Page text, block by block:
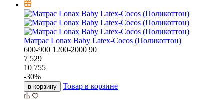
Матрас Lonax Baby Latex-Cocos (Поликоттон)
600-900 1200-2000 90
7 529
10 755
-30%
в корзину Товар в корзине